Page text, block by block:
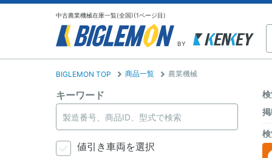
中古農業機械在庫一覧(全国)(1ページ目)
BY
BIGLEMON TOP 商品一覧 農業機械
キーワード
値引き車両を選択